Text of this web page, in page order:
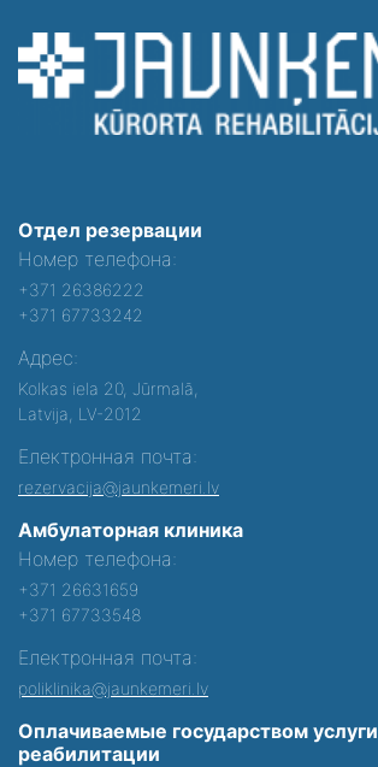
Отдел резервации
Номер телефона:
+371 26386222
+371 67733242
Адрес:
Kolkas iela 20, Jūrmalā,
Latvija, LV-2012
Електронная почта:
rezervacija@jaunkemeri.lv
Амбулаторная клиника
Номер телефона:
+371 26631659
+371 67733548
Електронная почта:
poliklinika@jaunkemeri.lv
Оплачиваемые государством услуги
реабилитации